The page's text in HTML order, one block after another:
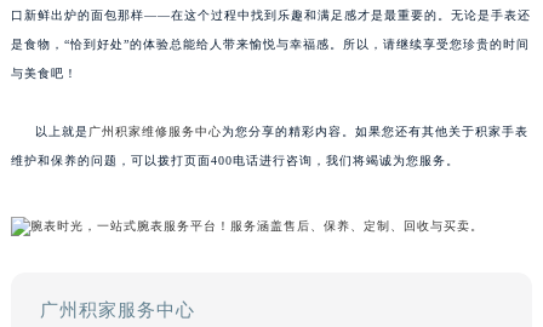
口新鲜出炉的面包那样——在这个过程中找到乐趣和满足感才是最重要的。无论是手表还
是食物，“恰到好处”的体验总能给人带来愉悦与幸福感。所以，请继续享受您珍贵的时间
与美食吧！
以上就是 广州积家维修服务中心为您分享的精彩内容。如果您还有其他关于积家手表
维护和保养的问题，可以拨打页面400电话进行咨询，我们将竭诚为您服务。
广州积家服务中心